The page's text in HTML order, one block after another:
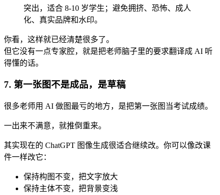
突出，适合 8-10 岁学生；避免拥挤、恐怖、成人
化、真实品牌和水印。
你看，这样就已经清楚很多了。
但它没有一点专家腔，就是把老师脑子里的要求翻译成 AI 听
得懂的话。
7. 第一张图不是成品，是草稿
很多老师用 AI 做图最亏的地方，是把第一张图当考试成绩。
一出来不满意，就推倒重来。
其实现在的 ChatGPT 图像生成很适合继续改。你可以像改课
件一样改它：
保持构图不变，把文字放大
保持主体不变，把背景变浅